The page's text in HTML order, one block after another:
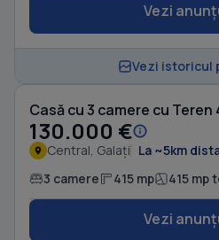
Vezi
Vezi istoricul
Casă cu 3 camere cu Teren
130.000 €
Central, Galați La ~5km
3 camere 415 mp 415 mp
Vezi